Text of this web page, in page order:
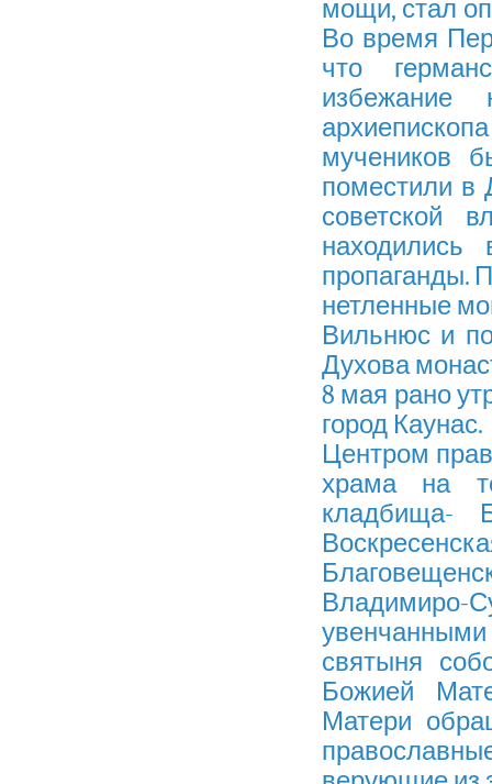
мощи, стал
Во время
что
избежание
мучеников
поместили в
советской
находились
пропаганды.
нетленные
Вильнюс и
Духова
8 мая рано
город Каунас.
Центром
храма на
кладбища-
Владимиро-
увенчанными
святыня
Божией
Матери